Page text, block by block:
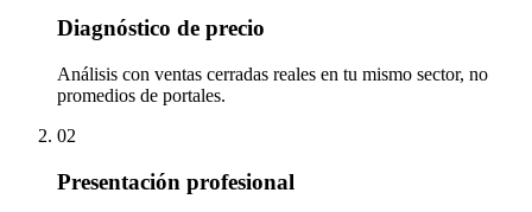
Diagnóstico de precio
Análisis con ventas cerradas reales en tu mismo sector, no
promedios de portales.
02
Presentación profesional